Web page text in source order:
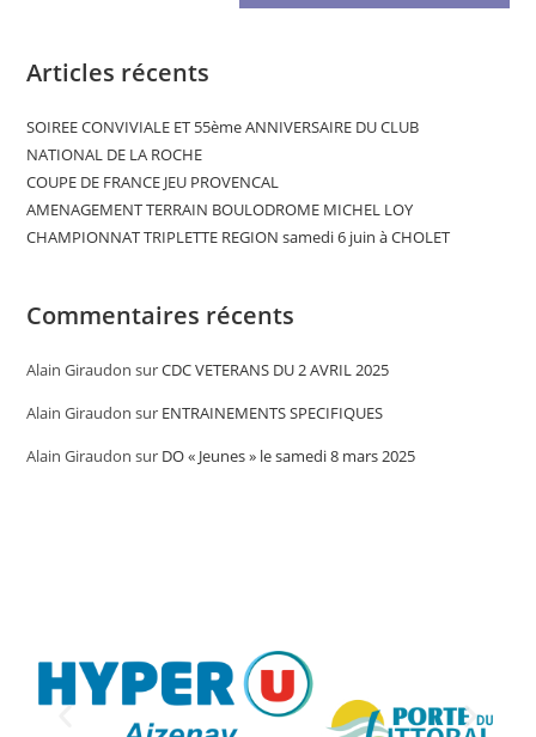
Articles récents
SOIREE CONVIVIALE ET 55ème ANNIVERSAIRE DU CLUB
NATIONAL DE LA ROCHE
COUPE DE FRANCE JEU PROVENCAL
AMENAGEMENT TERRAIN BOULODROME MICHEL LOY
CHAMPIONNAT TRIPLETTE REGION samedi 6 juin à CHOLET
Commentaires récents
Alain Giraudon surCDC VETERANS DU 2 AVRIL 2025
Alain Giraudon sur ENTRAINEMENTS SPECIFIQUES
Alain Giraudon sur DO « Jeunes » le samedi 8 mars 2025